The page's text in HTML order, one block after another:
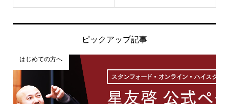
ピックアップ記事
はじめての方へ